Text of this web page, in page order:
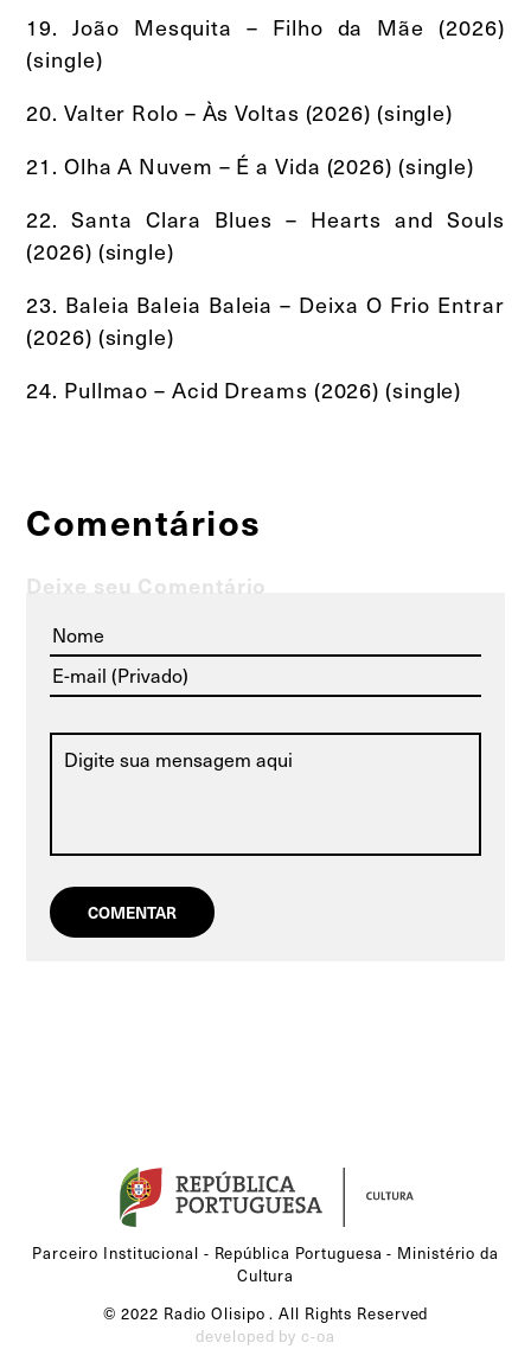
19. João Mesquita – Filho da Mãe (2026)
(single)
20. Valter Rolo – Às Voltas (2026) (single)
21. Olha A Nuvem – É a Vida (2026) (single)
22. Santa Clara Blues – Hearts and Souls
(2026) (single)
23. Baleia Baleia Baleia – Deixa O Frio Entrar
(2026) (single)
24. Pullmao – Acid Dreams (2026) (single)
Comentários
Deixe seu Comentário
Parceiro Institucional - República Portuguesa - Ministério da
Cultura
© 2022 Radio Olisipo . All Rights Reserved
developed by c-oa